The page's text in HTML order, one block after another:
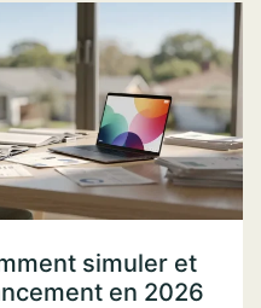
simuler et
en 2026